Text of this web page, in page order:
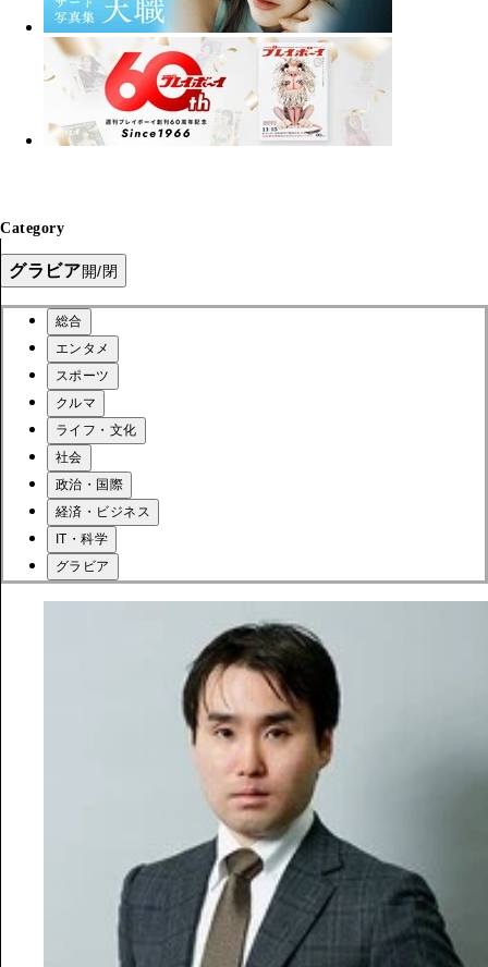
Category
グラビア開/閉
総合
エンタメ
スポーツ
クルマ
ライフ・文化
社会
政治・国際
経済・ビジネス
IT・科学
グラビア